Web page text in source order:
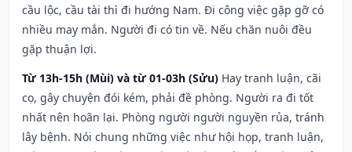
cầu lộc, cầu tài thì đi hướng Nam. Đi công việc gặp gỡ có
nhiều may mắn. Người đi có tin về. Nếu chăn nuôi đều
gặp thuận lợi.
Từ 13h-15h (Mùi) và từ 01-03h (Sửu) Hay tranh luận, cãi
cọ, gây chuyện đói kém, phải đề phòng. Người ra đi tốt
nhất nên hoãn lại. Phòng người người nguyền rủa, tránh
lây bệnh. Nói chung những việc như hội họp, tranh luận,